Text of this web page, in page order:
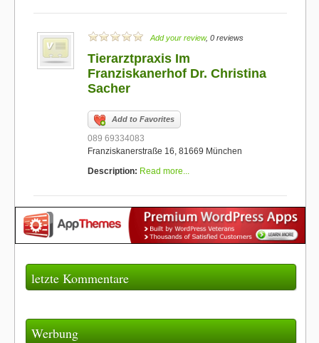
Add your review, 0 reviews
Tierarztpraxis Im
Franziskanerhof Dr. Christina
Sacher
Add to Favorites
089 69334083
Franziskanerstraße 16, 81669 München
Description: Read more...
letzte Kommentare
Werbung